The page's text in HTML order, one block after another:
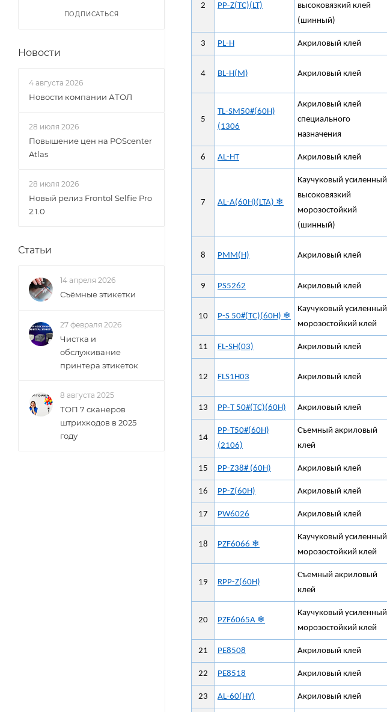
2 PP-Z(TC)(LT)
высоковязкий клей
(шинный)
3 PL-H Акриловый клей
4 BL-H(M) Акриловый клей
5
TL-SM50#(60H)
(1306
Акриловый клей
специального
назначения
6 AL-HT Акриловый клей
7 AL-A(60H)(LTA) ❄
Каучуковый усиленный
высоковязкий
морозостойкий
(шинный)
8 PMM(H) Акриловый клей
9 PS5262 Акриловый клей
10 P-S 50#(TC)(60H) ❄
Каучуковый усиленный
морозостойкий клей
11 FL-SH(03) Акриловый клей
12 FLS1H03 Акриловый клей
13 PP-T 50#(TC)(60H) Акриловый клей
14
PP-T50#(60H)
(2106)
Съемный акриловый
клей
15 PP-Z38# (60H) Акриловый клей
16 PP-Z(60H) Акриловый клей
17 PW6026 Акриловый клей
18 PZF6066 ❄
Каучуковый усиленный
морозостойкий клей
19 RPP-Z(60H)
Съемный акриловый
клей
20 PZF6065A ❄
Каучуковый усиленный
морозостойкий клей
21 PE8508 Акриловый клей
22 PE8518 Акриловый клей
23 AL-60(HY) Акриловый клей
ПОДПИСАТЬСЯ
Новости
4 августа 2026
Новости компании АТОЛ
28 июля 2026
Повышение цен на POScenter
Atlas
28 июля 2026
Новый релиз Frontol Selfie Pro
2.1.0
Статьи
14 апреля 2026
Съёмные этикетки
27 февраля 2026
Чистка и
обслуживание
принтера этикеток
8 августа 2025
ТОП 7 сканеров
штрихкодов в 2025
году